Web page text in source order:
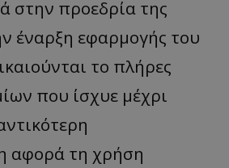
στην προεδρία της
έναρξη εφαρμογής του
το πλήρες
που ίσχυε μέχρι
αφορά τη χρήση